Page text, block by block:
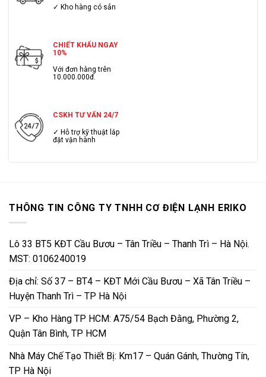
✓ Kho hàng có sẳn
CHIẾT KHẤU NGAY
10%
Với đơn hàng trên
10.000.000đ.
CSKH TƯ VẤN 24/7
✓ Hỗ trợ kỹ thuật lắp
đặt vận hành
THÔNG TIN CÔNG TY TNHH CƠ ĐIỆN LẠNH ERIKO
Lô 33 BT5 KĐT Cầu Bươu – Tân Triều – Thanh Trì – Hà Nội.
MST: 0106240019
Địa chỉ: Số 37 – BT4 – KĐT Mới Cầu Bươu – Xã Tân Triều –
Huyện Thanh Trì – TP Hà Nội
VP – Kho Hàng TP HCM: A75/54 Bạch Đằng, Phường 2,
Quận Tân Bình, TP HCM
Nhà Máy Chế Tạo Thiết Bị: Km17 – Quán Gánh, Thường Tín,
TP Hà Nội